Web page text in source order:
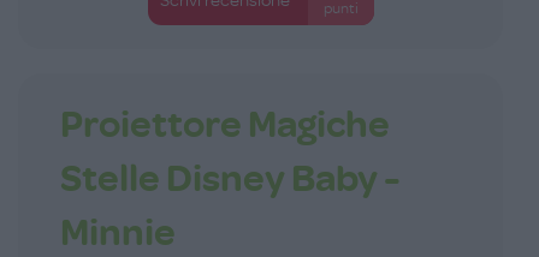
punti
Proiettore Magiche
Stelle Disney Baby -
Minnie